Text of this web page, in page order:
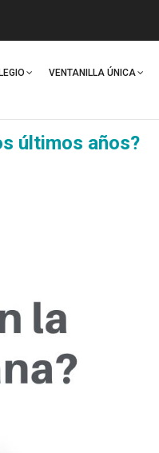
VENTANILLA ÚNICA
últimos años?